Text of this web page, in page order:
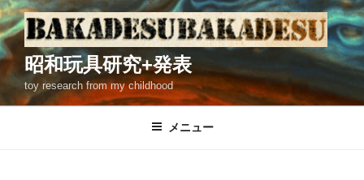
コ
ン
テ
ン
ツ
へ
昭和玩具研究+発表
toy research from my childhood
メニュー